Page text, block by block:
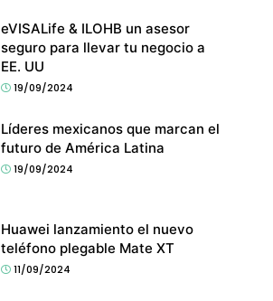
eVISALife & ILOHB un asesor
seguro para llevar tu negocio a
EE. UU
19/09/2024
Líderes mexicanos que marcan el
futuro de América Latina
19/09/2024
Huawei lanzamiento el nuevo
teléfono plegable Mate XT
11/09/2024